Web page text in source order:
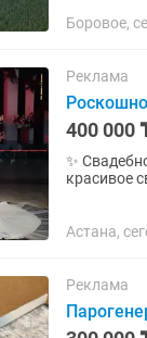
Боровое,
Реклама
400 000
✨ Свадебное
красивое
Астана,
Реклама